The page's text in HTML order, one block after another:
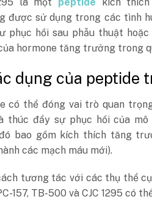
được sử dụng trong các tình
phục hồi sau phẫu thuật
hormone tăng trưởng trong
dụng của peptide
có thể đóng vai trò quan
thúc đẩy sự phục hồi của
bao gồm kích thích tăng
các mạch máu mới).
tương tác với các thụ thể
157, TB-500 và CJC 1295 có